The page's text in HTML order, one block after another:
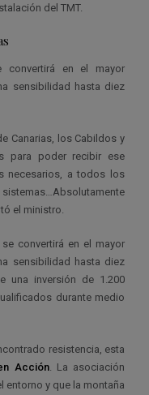
del TMT.
en el mayor
sensibilidad hasta diez
Canarias, los Cabildos y
para poder recibir ese
necesarios, a todos los
el ministro.
convertirá en el mayor
sensibilidad hasta diez
una inversión de 1.200
durante medio
resistencia, esta
Acción. La asociación
entorno y que la montaña